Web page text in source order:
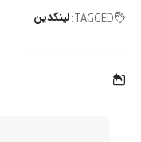
TAGGED: لینکدین